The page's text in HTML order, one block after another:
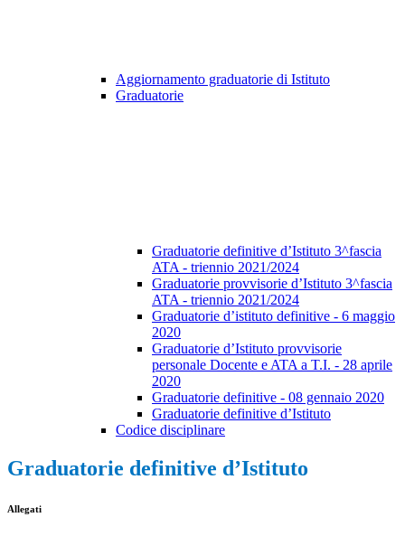
Aggiornamento graduatorie di Istituto
Graduatorie
Graduatorie definitive d’Istituto 3^fascia
ATA - triennio 2021/2024
Graduatorie provvisorie d’Istituto 3^fascia
ATA - triennio 2021/2024
Graduatorie d’istituto definitive - 6 maggio
2020
Graduatorie d’Istituto provvisorie
personale Docente e ATA a T.I. - 28 aprile
2020
Graduatorie definitive - 08 gennaio 2020
Graduatorie definitive d’Istituto
Codice disciplinare
Graduatorie definitive d’Istituto
Allegati